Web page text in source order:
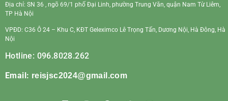
Địa chỉ: SN 36 , ngõ 69/1 phố Đại Linh, phường Trung Văn, quận Nam Từ Liêm,
TP Hà Nội
VPĐD: C36 Ô 24 – Khu C, KĐT Geleximco Lê Trọng Tấn, Dương Nội, Hà Đông, Hà
Nội
Hotline: 096.8028.262
Email: reisjsc2024@gmail.com